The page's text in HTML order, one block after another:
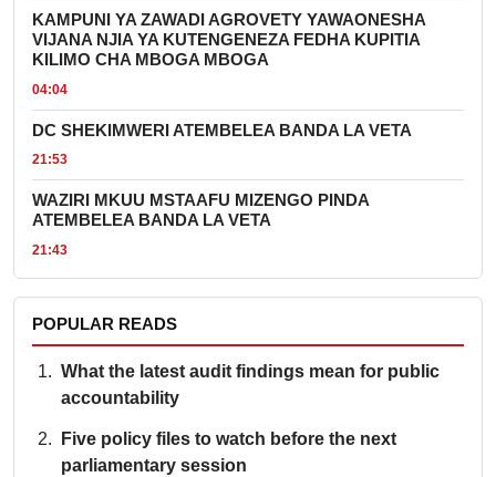
KAMPUNI YA ZAWADI AGROVETY YAWAONESHA
VIJANA NJIA YA KUTENGENEZA FEDHA KUPITIA
KILIMO CHA MBOGA MBOGA
04:04
DC SHEKIMWERI ATEMBELEA BANDA LA VETA
21:53
WAZIRI MKUU MSTAAFU MIZENGO PINDA
ATEMBELEA BANDA LA VETA
21:43
POPULAR READS
What the latest audit findings mean for public
accountability
Five policy files to watch before the next
parliamentary session